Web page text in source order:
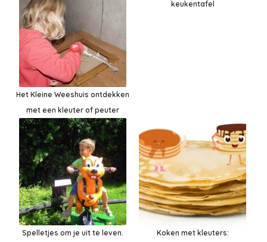
Het Kleine Weeshuis ontdekken
met een kleuter of peuter
keukentafel
Spelletjes om je uit te leven.
Koken met kleuters: